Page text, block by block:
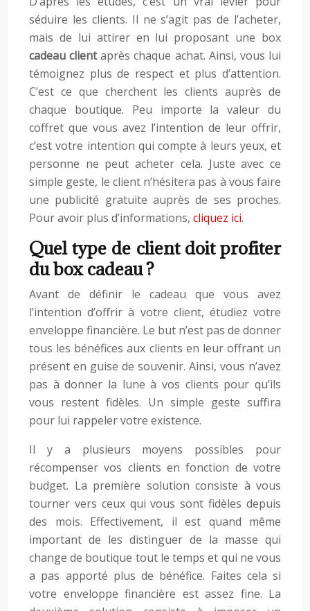
séduire les clients. Il ne s’agit pas de l’acheter,
mais de lui attirer en lui proposant une box
cadeau clientaprès chaque achat. Ainsi, vous lui
témoignez plus de respect et plus d’attention.
C’est ce que cherchent les clients auprès de
chaque boutique. Peu importe la valeur du
coffret que vous avez l’intention de leur offrir,
c’est votre intention qui compte à leurs yeux, et
personne ne peut acheter cela. Juste avec ce
simple geste, le client n’hésitera pas à vous faire
une publicité gratuite auprès de ses proches.
Pour avoir plus d’informations, cliquez ici.
Quel type de client doit profiter
du box cadeau ?
Avant de définir le cadeau que vous avez
l’intention d’offrir à votre client, étudiez votre
enveloppe financière. Le but n’est pas de donner
tous les bénéfices aux clients en leur offrant un
présent en guise de souvenir. Ainsi, vous n’avez
pas à donner la lune à vos clients pour qu’ils
vous restent fidèles. Un simple geste suffira
pour lui rappeler votre existence.
Il y a plusieurs moyens possibles pour
récompenser vos clients en fonction de votre
budget. La première solution consiste à vous
tourner vers ceux qui vous sont fidèles depuis
des mois. Effectivement, il est quand même
important de les distinguer de la masse qui
change de boutique tout le temps et qui ne vous
a pas apporté plus de bénéfice. Faites cela si
votre enveloppe financière est assez fine. La